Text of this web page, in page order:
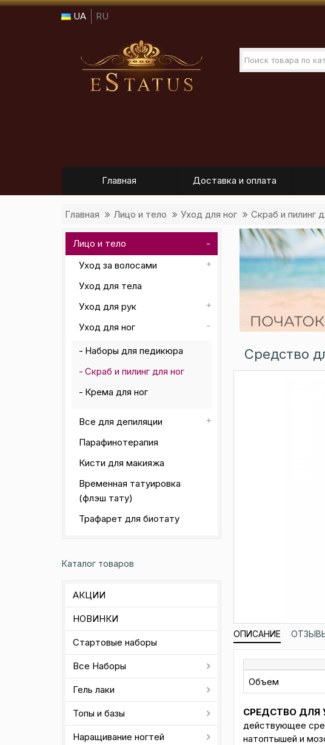
UA RU
Главная Доставка и оплата
Главная Лицо и тело Уход для ног Скраб и пилинг
Лицо и тело
Уход за волосами
Уход для тела
Уход для рук
Уход для ног
Наборы для педикюра
Скраб и пилинг для ног
Крема для ног
Все для депиляции
Парафинотерапия
Кисти для макияжа
Временная татуировка
(флэш тату)
Трафарет для биотату
Каталог товаров
АКЦИИ
НОВИНКИ
Стартовые наборы
Все Наборы
Гель лаки
Топы и базы
Наращивание ногтей
Средство
ОПИСАНИЕ
Объем
СРЕДСТВО ДЛЯ
действующее
натоптышей и